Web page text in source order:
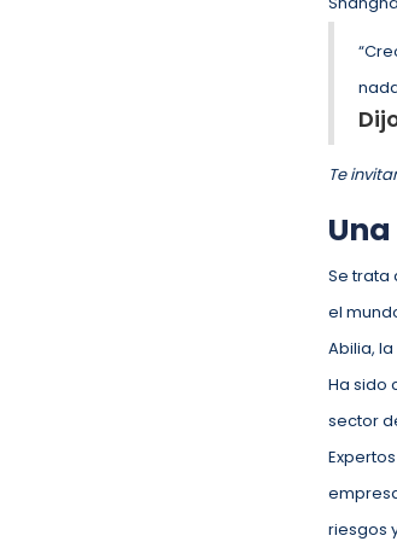
Te
Se trata
el
Abilia,
Ha sido
sector
riesgos